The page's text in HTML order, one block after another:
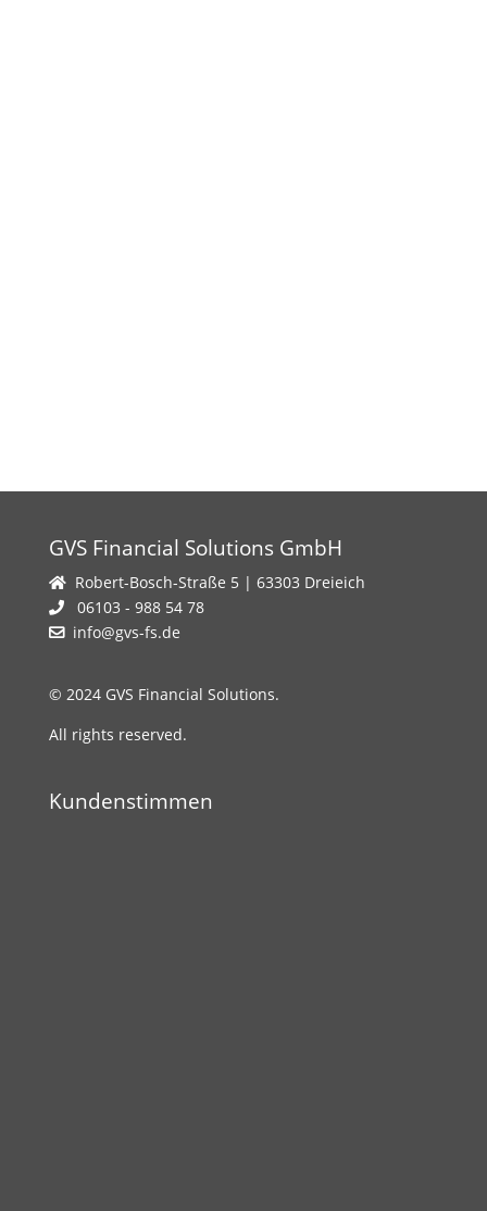
GVS Financial Solutions GmbH
Robert-Bosch-Straße 5 | 63303 Dreieich
06103 - 988 54 78
info@gvs-fs.de
© 2024 GVS Financial Solutions.
All rights reserved.
Kundenstimmen